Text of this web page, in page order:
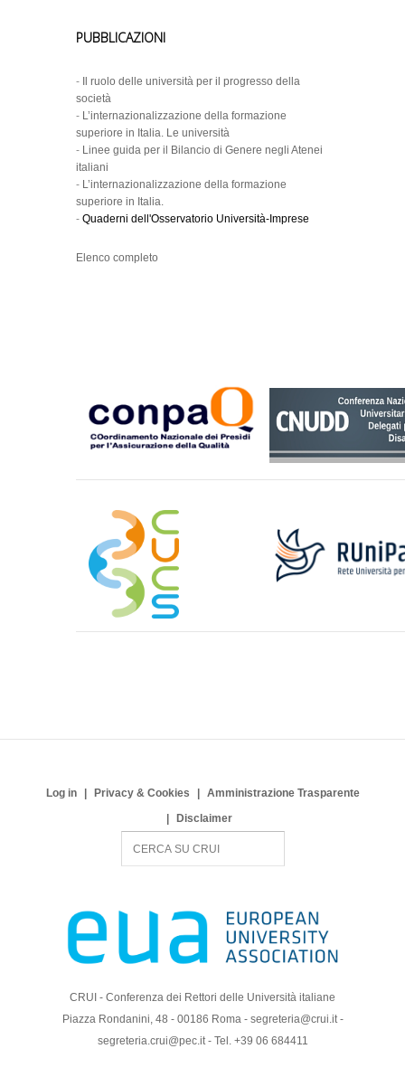
PUBBLICAZIONI
-
Il ruolo delle università per il progresso della
società
- L’internazionalizzazione della formazione
superiore in Italia. Le università
- Linee guida per il Bilancio di Genere negli Atenei
italiani
- L’internazionalizzazione della formazione
superiore in Italia.
- Quaderni dell'Osservatorio Università-Imprese
Elenco completo
Log in Privacy & Cookies
Amministrazione Trasparente
Disclaimer
c
CRUI - Conferenza dei Rettori delle Università italiane
Piazza Rondanini, 48 - 00186 Roma - segreteria@crui.it -
segreteria.crui@pec.it - Tel. +39 06 684411